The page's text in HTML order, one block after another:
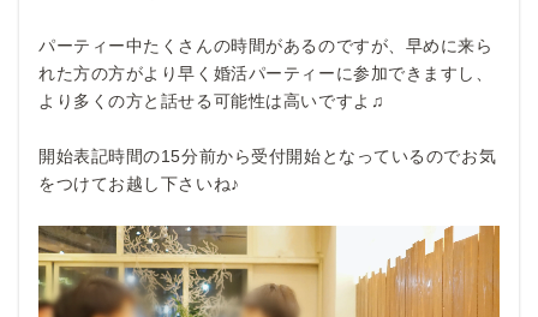
パーティー中たくさんの時間があるのですが、早めに来ら
れた方の方がより早く婚活パーティーに参加できますし、
より多くの方と話せる可能性は高いですよ♫
開始表記時間の15分前から受付開始となっているのでお気
をつけてお越し下さいね♪